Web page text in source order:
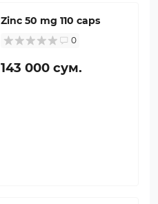
Zinc 50 mg 110 caps
0
143 000 сум.